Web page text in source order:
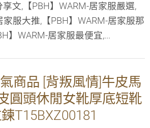
文,【PBH】WARM-居家服嚴選,
家服大推,【PBH】WARM-居家服那
】WARM-居家服最便宜,...
商品 [背叛風情]牛皮馬
圓頭休閒女靴厚底短靴
T15BXZ00181